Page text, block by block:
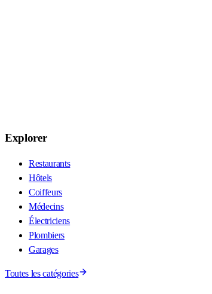
Explorer
Restaurants
Hôtels
Coiffeurs
Médecins
Électriciens
Plombiers
Garages
Toutes les catégories